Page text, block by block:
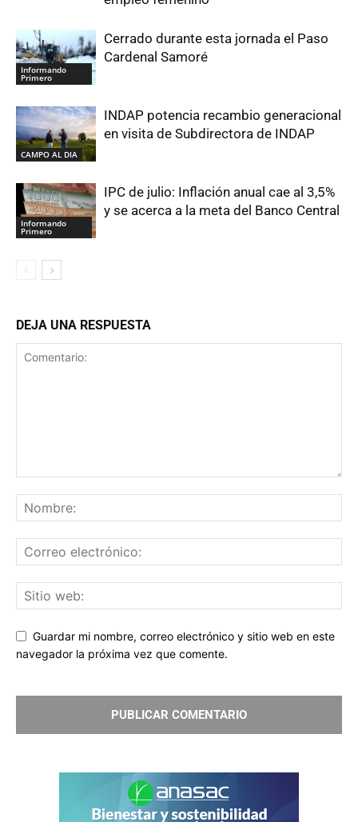
Informando
Primero
Cerrado durante esta jornada el Paso
Cardenal Samoré
CAMPO AL DIA
INDAP potencia recambio generacional
en visita de Subdirectora de INDAP
Informando
Primero
IPC de julio: Inflación anual cae al 3,5%
y se acerca a la meta del Banco Central
DEJA UNA RESPUESTA
Guardar mi nombre, correo electrónico y sitio web en este
navegador la próxima vez que comente.